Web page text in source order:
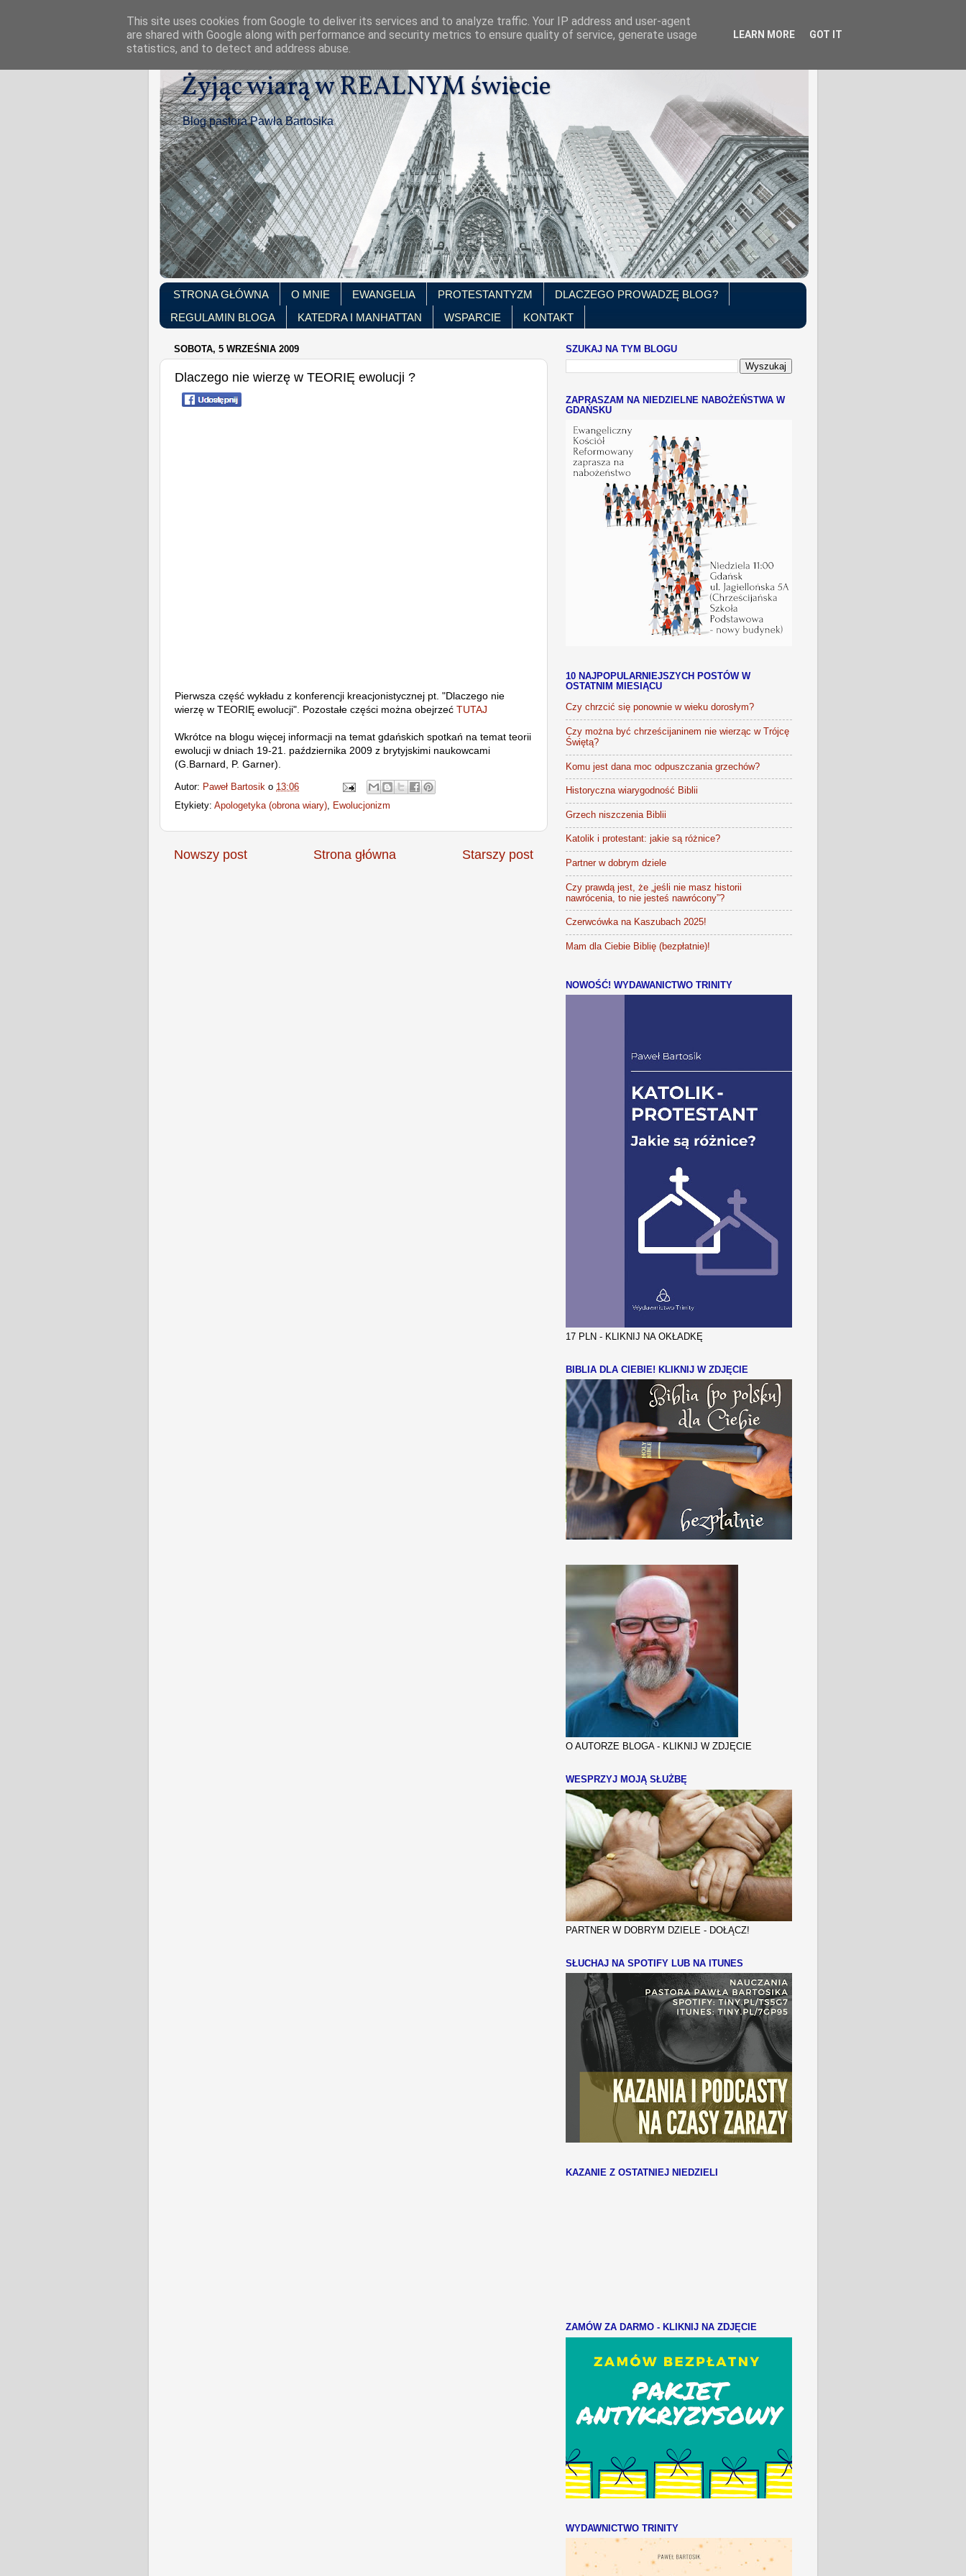
Żyjąc wiarą w REALNYM świecie
Blog pastora Pawła Bartosika
STRONA GŁÓWNA O MNIE EWANGELIA PROTESTANTYZM
DLACZEGO PROWADZĘ BLOG?
REGULAMIN BLOGA
KATEDRA I MANHATTAN WSPARCIE KONTAKT
SOBOTA, 5 WRZEŚNIA 2009
Dlaczego nie wierzę w TEORIĘ ewolucji ?
Pierwsza część wykładu z konferencji kreacjonistycznej pt. "Dlaczego nie
wierzę w TEORIĘ ewolucji". Pozostałe części można obejrzeć TUTAJ
Wkrótce na blogu więcej informacji na temat gdańskich spotkań na temat teorii
ewolucji w dniach 19-21. października 2009 z brytyjskimi naukowcami
(G.Barnard, P. Garner).
Autor: Paweł Bartosik o 13:06
Etykiety: Apologetyka (obrona wiary), Ewolucjonizm
Nowszy post Starszy post
Strona główna
SZUKAJ NA TYM BLOGU
ZAPRASZAM NA NIEDZIELNE NABOŻEŃSTWA W
GDAŃSKU
10 NAJPOPULARNIEJSZYCH POSTÓW W
OSTATNIM MIESIĄCU
Czy chrzcić się ponownie w wieku dorosłym?
Czy można być chrześcijaninem nie wierząc w Trójcę
Świętą?
Komu jest dana moc odpuszczania grzechów?
Historyczna wiarygodność Biblii
Grzech niszczenia Biblii
Katolik i protestant: jakie są różnice?
Partner w dobrym dziele
Czy prawdą jest, że „jeśli nie masz historii
nawrócenia, to nie jesteś nawrócony”?
Czerwcówka na Kaszubach 2025!
Mam dla Ciebie Biblię (bezpłatnie)!
NOWOŚĆ! WYDAWANICTWO TRINITY
17 PLN - KLIKNIJ NA OKŁADKĘ
BIBLIA DLA CIEBIE! KLIKNIJ W ZDJĘCIE
O AUTORZE BLOGA - KLIKNIJ W ZDJĘCIE
WESPRZYJ MOJĄ SŁUŻBĘ
PARTNER W DOBRYM DZIELE - DOŁĄCZ!
SŁUCHAJ NA SPOTIFY LUB NA ITUNES
KAZANIE Z OSTATNIEJ NIEDZIELI
ZAMÓW ZA DARMO - KLIKNIJ NA ZDJĘCIE
WYDAWNICTWO TRINITY
This site uses cookies from Google to deliver its services and to analyze traffic. Your IP address and user-agent
are shared with Google along with performance and security metrics to ensure quality of service, generate usage
statistics, and to detect and address abuse.
LEARN MORE GOT IT